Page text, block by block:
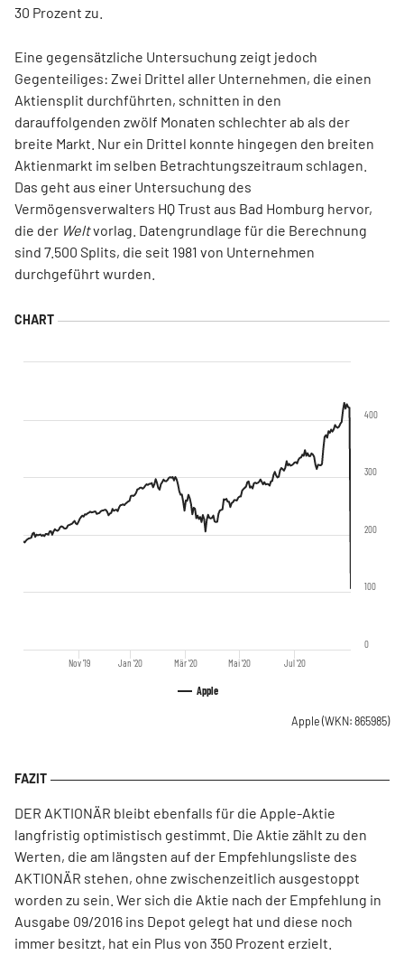
30 Prozent zu.
Eine gegensätzliche Untersuchung zeigt jedoch
Gegenteiliges: Zwei Drittel aller Unternehmen, die einen
Aktiensplit durchführten, schnitten in den
darauffolgenden zwölf Monaten schlechter ab als der
breite Markt. Nur ein Drittel konnte hingegen den breiten
Aktienmarkt im selben Betrachtungszeitraum schlagen.
Das geht aus einer Untersuchung des
Vermögensverwalters HQ Trust aus Bad Homburg hervor,
die der Weltvorlag. Datengrundlage für die Berechnung
sind 7.500 Splits, die seit 1981 von Unternehmen
durchgeführt wurden.
Apple
Nov '19 Jan '20 Mär '20 Mai '20 Jul '20
0
100
200
300
400
Apple (WKN: 865985)
DER AKTIONÄR bleibt ebenfalls für die Apple-Aktie
langfristig optimistisch gestimmt. Die Aktie zählt zu den
Werten, die am längsten auf der Empfehlungsliste des
AKTIONÄR stehen, ohne zwischenzeitlich ausgestoppt
worden zu sein. Wer sich die Aktie nach der Empfehlung in
Ausgabe 09/2016 ins Depot gelegt hat und diese noch
immer besitzt, hat ein Plus von 350 Prozent erzielt.